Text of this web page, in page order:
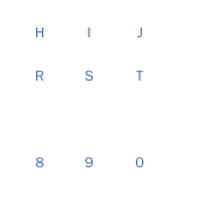
Ｈ Ｉ Ｊ
Ｒ Ｓ Ｔ
８ ９ ０